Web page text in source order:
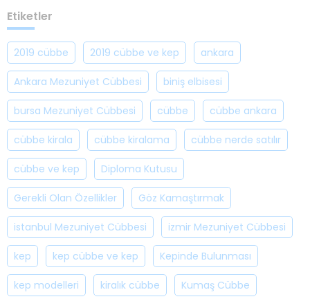
Etiketler
2019 cübbe 2019 cübbe ve kep ankara
Ankara Mezuniyet Cübbesi biniş elbisesi
bursa Mezuniyet Cübbesi cübbe cübbe ankara
cübbe kirala cübbe kiralama cübbe nerde satılır
cübbe ve kep Diploma Kutusu
Gerekli Olan Özellikler Göz Kamaştırmak
istanbul Mezuniyet Cübbesi izmir Mezuniyet Cübbesi
kep kep cübbe ve kep Kepinde Bulunması
kep modelleri kiralık cübbe Kumaş Cübbe